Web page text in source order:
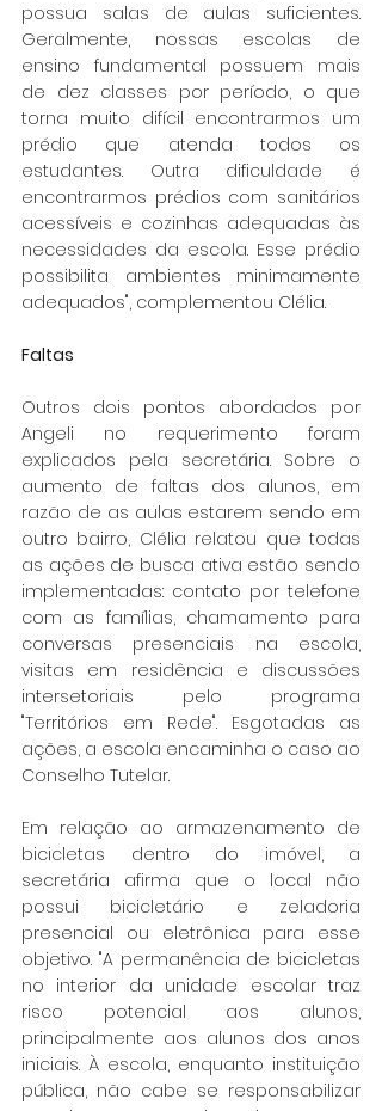
possua salas de aulas suficientes.
Geralmente, nossas escolas de
ensino fundamental possuem mais
de dez classes por período, o que
torna muito difícil encontrarmos um
prédio que atenda todos os
estudantes. Outra dificuldade é
encontrarmos prédios com sanitários
acessíveis e cozinhas adequadas às
necessidades da escola. Esse prédio
possibilita ambientes minimamente
adequados", complementou Clélia.
Faltas
Outros dois pontos abordados por
Angeli no requerimento foram
explicados pela secretária. Sobre o
aumento de faltas dos alunos, em
razão de as aulas estarem sendo em
outro bairro, Clélia relatou que todas
as ações de busca ativa estão sendo
implementadas: contato por telefone
com as famílias, chamamento para
conversas presenciais na escola,
visitas em residência e discussões
intersetoriais pelo programa
"Territórios em Rede". Esgotadas as
ações, a escola encaminha o caso ao
Conselho Tutelar.
Em relação ao armazenamento de
bicicletas dentro do imóvel, a
secretária afirma que o local não
possui bicicletário e zeladoria
presencial ou eletrônica para esse
objetivo. "A permanência de bicicletas
no interior da unidade escolar traz
risco potencial aos alunos,
principalmente aos alunos dos anos
iniciais. À escola, enquanto instituição
pública, não cabe se responsabilizar